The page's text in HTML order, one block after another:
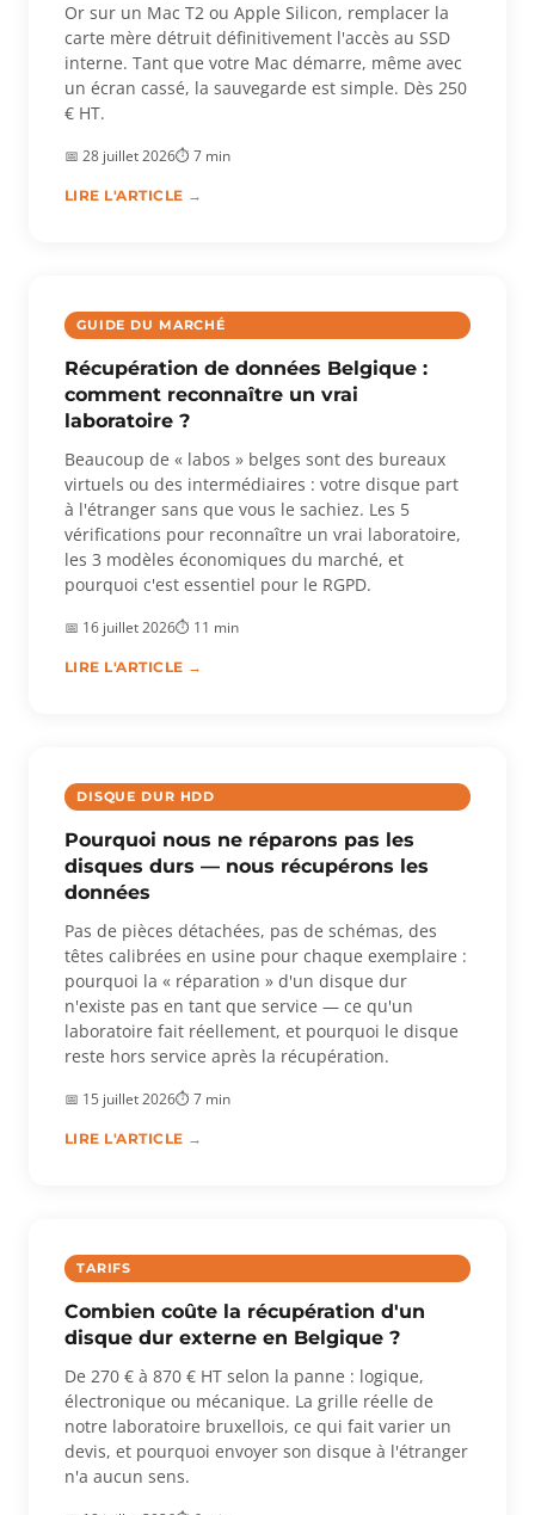
Or sur un Mac T2 ou Apple Silicon, remplacer la
carte mère détruit définitivement l'accès au SSD
interne. Tant que votre Mac démarre, même avec
un écran cassé, la sauvegarde est simple. Dès 250
€ HT.
📅 28 juillet 2026⏱ 7 min
LIRE L'ARTICLE →
GUIDE DU MARCHÉ
Récupération de données Belgique :
comment reconnaître un vrai
laboratoire ?
Beaucoup de « labos » belges sont des bureaux
virtuels ou des intermédiaires : votre disque part
à l'étranger sans que vous le sachiez. Les 5
vérifications pour reconnaître un vrai laboratoire,
les 3 modèles économiques du marché, et
pourquoi c'est essentiel pour le RGPD.
📅 16 juillet 2026⏱ 11 min
LIRE L'ARTICLE →
DISQUE DUR HDD
Pourquoi nous ne réparons pas les
disques durs — nous récupérons les
données
Pas de pièces détachées, pas de schémas, des
têtes calibrées en usine pour chaque exemplaire :
pourquoi la « réparation » d'un disque dur
n'existe pas en tant que service — ce qu'un
laboratoire fait réellement, et pourquoi le disque
reste hors service après la récupération.
📅 15 juillet 2026⏱ 7 min
LIRE L'ARTICLE →
TARIFS
Combien coûte la récupération d'un
disque dur externe en Belgique ?
De 270 € à 870 € HT selon la panne : logique,
électronique ou mécanique. La grille réelle de
notre laboratoire bruxellois, ce qui fait varier un
devis, et pourquoi envoyer son disque à l'étranger
n'a aucun sens.